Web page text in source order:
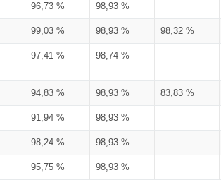
96,73 % 98,93 %
99,03 % 98,93 % 98,32 %
97,41 % 98,74 %
94,83 % 98,93 % 83,83 %
91,94 % 98,93 %
98,24 % 98,93 %
95,75 % 98,93 %